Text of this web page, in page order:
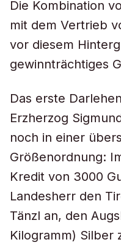
Die Kombination
mit dem Vertrieb
vor diesem
gewinnträchtiges
Das erste
Erzherzog
noch in einer
Größenordnung:
Kredit von 3000
Landesherr den
Tänzl an, den
Kilogramm) Silber